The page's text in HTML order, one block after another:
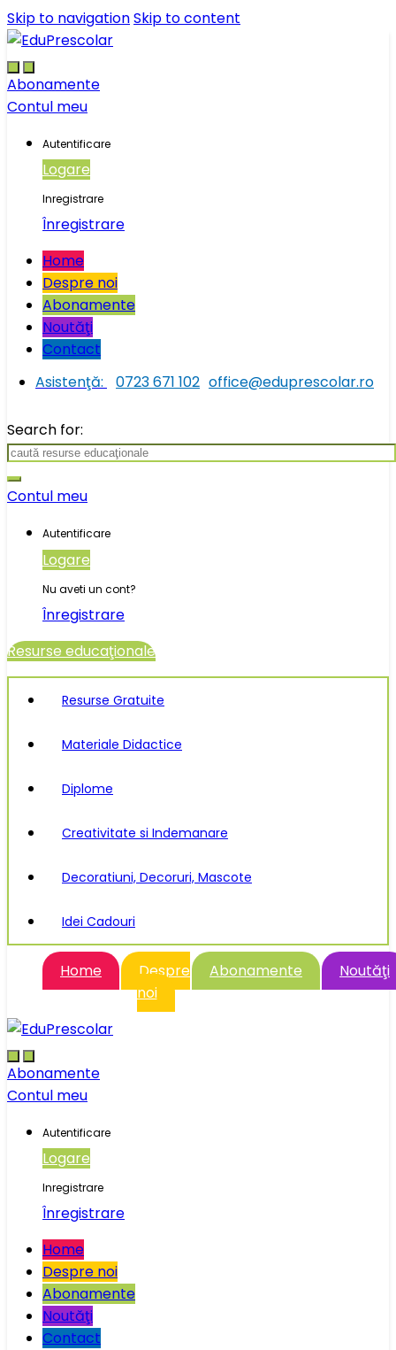
Skip to navigationSkip to content
Abonamente
Contul meu
Autentificare
Logare
Inregistrare
Înregistrare
Home
Despre noi
Abonamente
Noutăţi
Contact
Asistenţă:
0723 671 102 office@eduprescolar.ro
Search for:
Contul meu
Autentificare
Logare
Nu aveti un cont?
Înregistrare
Resurse educaţionale
Resurse Gratuite
Materiale Didactice
Diplome
Creativitate si Indemanare
Decoratiuni, Decoruri, Mascote
Idei Cadouri
Home
Despre
noi
Abonamente Noutăţi
Abonamente
Contul meu
Autentificare
Logare
Inregistrare
Înregistrare
Home
Despre noi
Abonamente
Noutăţi
Contact